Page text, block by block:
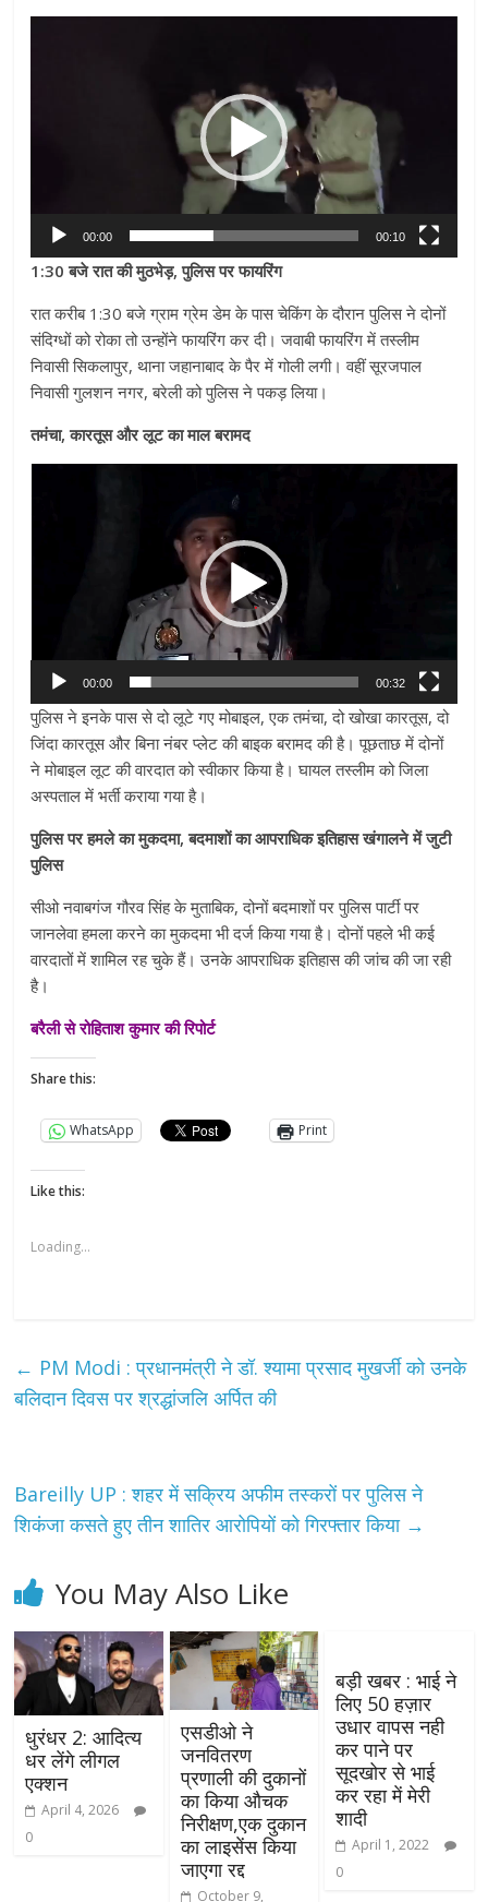
00:00 00:10
1:30 बजे रात की मुठभेड़, पुलिस पर फायरिंग
रात करीब 1:30 बजे ग्राम ग्रेम डेम के पास चेकिंग के दौरान पुलिस ने दोनों
संदिग्धों को रोका तो उन्होंने फायरिंग कर दी। जवाबी फायरिंग में तस्लीम
निवासी सिकलापुर, थाना जहानाबाद के पैर में गोली लगी। वहीं सूरजपाल
निवासी गुलशन नगर, बरेली को पुलिस ने पकड़ लिया।
तमंचा, कारतूस और लूट का माल बरामद
00:00 00:32
पुलिस ने इनके पास से दो लूटे गए मोबाइल, एक तमंचा, दो खोखा कारतूस, दो
जिंदा कारतूस और बिना नंबर प्लेट की बाइक बरामद की है। पूछताछ में दोनों
ने मोबाइल लूट की वारदात को स्वीकार किया है। घायल तस्लीम को जिला
अस्पताल में भर्ती कराया गया है।
पुलिस पर हमले का मुकदमा, बदमाशों का आपराधिक इतिहास खंगालने में जुटी
पुलिस
सीओ नवाबगंज गौरव सिंह के मुताबिक, दोनों बदमाशों पर पुलिस पार्टी पर
जानलेवा हमला करने का मुकदमा भी दर्ज किया गया है। दोनों पहले भी कई
वारदातों में शामिल रह चुके हैं। उनके आपराधिक इतिहास की जांच की जा रही
है।
बरैली से रोहिताश कुमार की रिपोर्ट
Share this:
WhatsApp Print
Like this:
Loading...
← PM Modi : प्रधानमंत्री ने डॉ. श्यामा प्रसाद मुखर्जी को उनके
बलिदान दिवस पर श्रद्धांजलि अर्पित की
Bareilly UP : शहर में सक्रिय अफीम तस्करों पर पुलिस ने
शिकंजा कसते हुए तीन शातिर आरोपियों को गिरफ्तार किया →
You May Also Like
धुरंधर 2: आदित्य
धर लेंगे लीगल
एक्शन
April 4, 2026
0
एसडीओ ने
जनवितरण
प्रणाली की दुकानों
का किया औचक
निरीक्षण,एक दुकान
का लाइसेंस किया
जाएगा रद्द
October 9,
बड़ी खबर : भाई ने
लिए 50 हज़ार
उधार वापस नही
कर पाने पर
सूदखोर से भाई
कर रहा में मेरी
शादी
April 1, 2022
0